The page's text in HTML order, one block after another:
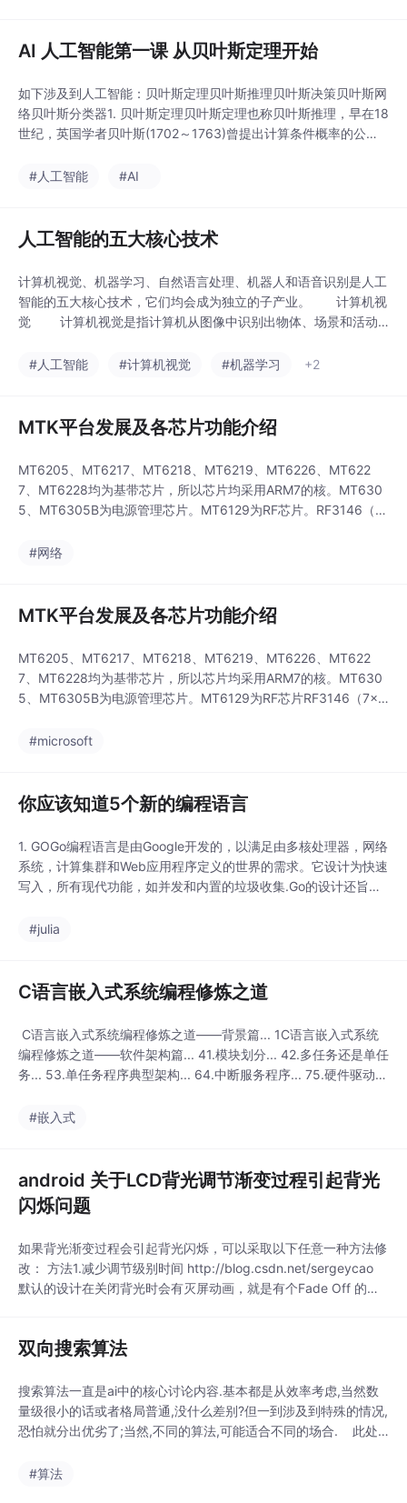
之间就是西12区。东、西12区各占经度
AI 人工智能第一课 从贝叶斯定理开始
如下涉及到人工智能：贝叶斯定理贝叶斯推理贝叶斯决策贝叶斯网
络贝叶斯分类器1. 贝叶斯定理贝叶斯定理也称贝叶斯推理，早在18
世纪，英国学者贝叶斯(1702～1763)曾提出计算条件概率的公式
全事件，已知它们的概率P(H[i]),i=1,2,…,n,现观察到某事件A与H
#人工智能 #AI
人工智能的五大核心技术
计算机视觉、机器学习、自然语言处理、机器人和语音识别是人工
智能的五大核心技术，它们均会成为独立的子产业。 计算机视
觉 计算机视觉是指计算机从图像中识别出物体、场景和活动
序列，来将图像分析任务分解为便于管理的小块任务。比如，一些
#人工智能 #计算机视觉 #机器学习 +2
MTK平台发展及各芯片功能介绍
MT6205、MT6217、MT6218、MT6219、MT6226、MT622
7、MT6228均为基带芯片，所以芯片均采用ARM7的核。MT630
5、MT6305B为电源管理芯片。MT6129为RF芯片。RF3146（7
A集成度较高 成本低。 MT6205为最早的方案，只有GSM的基本
#网络
MTK平台发展及各芯片功能介绍
MT6205、MT6217、MT6218、MT6219、MT6226、MT622
7、MT6228均为基带芯片，所以芯片均采用ARM7的核。MT630
5、MT6305B为电源管理芯片。MT6129为RF芯片RF3146（7×7
A。MT6205为最早的方案，只有GSM的基本功能，不支持GPR
#microsoft
你应该知道5个新的编程语言
1. GOGo编程语言是由Google开发的，以满足由多核处理器，网络
系统，计算集群和Web应用程序定义的世界的需求。它设计为快速
写入，所有现代功能，如并发和内置的垃圾收集.Go的设计还旨在
GO程序化package mainimport“fmt”func main（）{sum，pro
#julia
C语言嵌入式系统编程修炼之道
C语言嵌入式系统编程修炼之道——背景篇... 1C语言嵌入式系统
编程修炼之道——软件架构篇... 41.模块划分... 42.多任务还是单任
务... 53.单任务程序典型架构... 64.中断服务程序... 75.硬件驱动模
之道——内存操作篇... 121.数据指针...
#嵌入式
android 关于LCD背光调节渐变过程引起背光
闪烁问题
如果背光渐变过程会引起背光闪烁，可以采取以下任意一种方法修
改： 方法1.减少调节级别时间 http://blog.csdn.net/sergeycao
默认的设计在关闭背光时会有灭屏动画，就是有个Fade Off 的过
双向搜索算法
搜索算法一直是ai中的核心讨论内容.基本都是从效率考虑,当然数
量级很小的话或者格局普通,没什么差别?但一到涉及到特殊的情况,
恐怕就分出优劣了;当然,不同的算法,可能适合不同的场合. 此处
的思想考虑进去… 双向搜索算法:较之普通搜索,搜索面积是1/2;
#算法